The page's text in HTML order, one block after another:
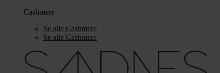
Cashmere
Se alle Cashmere
Se alle Cashmere